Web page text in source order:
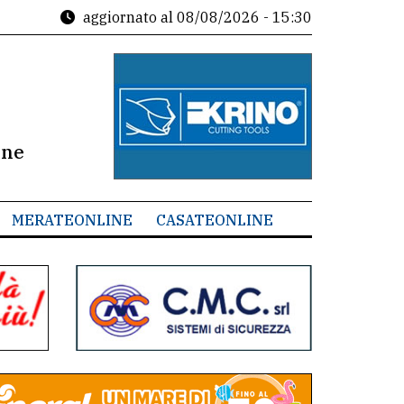
aggiornato al 08/08/2026 - 15:30
MERATEONLINE CASATEONLINE